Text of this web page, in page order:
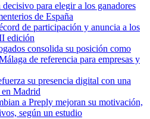
para elegir a los ganadores
de España
de participación y anuncia a los
edición
consolida su posición como
de referencia para empresas y
su presencia digital con una
en Madrid
a Preply mejoran su motivación,
según un estudio